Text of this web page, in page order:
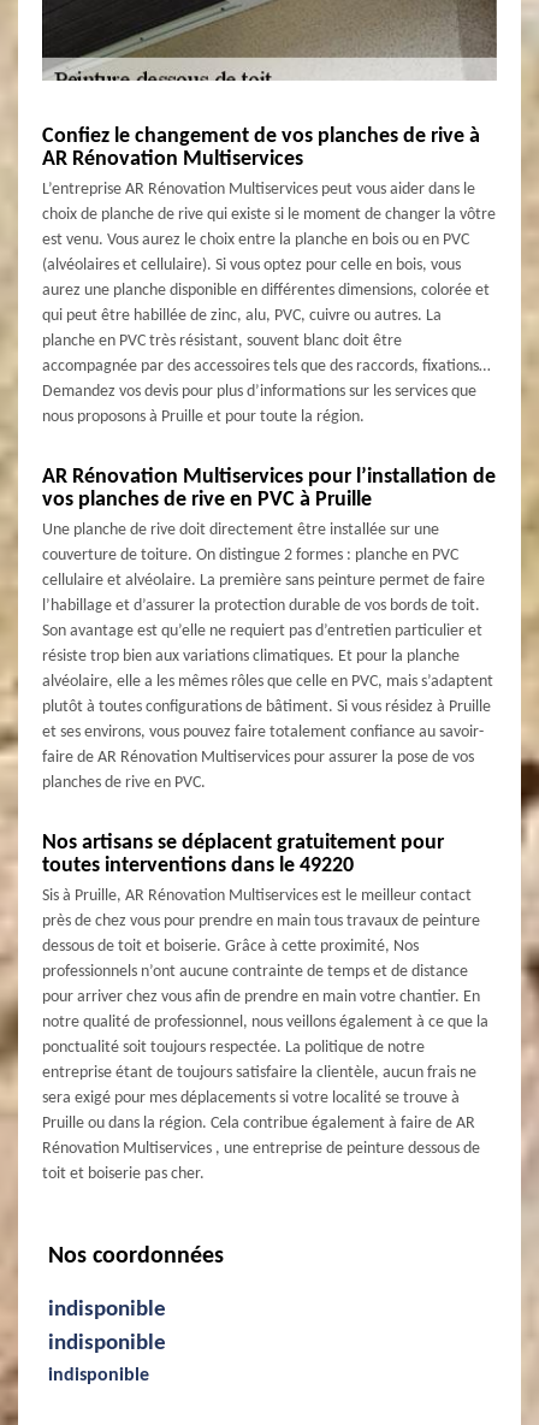
Confiez le changement de vos planches de rive à
AR Rénovation Multiservices
L’entreprise AR Rénovation Multiservices peut vous aider dans le
choix de planche de rive qui existe si le moment de changer la vôtre
est venu. Vous aurez le choix entre la planche en bois ou en PVC
(alvéolaires et cellulaire). Si vous optez pour celle en bois, vous
aurez une planche disponible en différentes dimensions, colorée et
qui peut être habillée de zinc, alu, PVC, cuivre ou autres. La
planche en PVC très résistant, souvent blanc doit être
accompagnée par des accessoires tels que des raccords, fixations…
Demandez vos devis pour plus d’informations sur les services que
nous proposons à Pruille et pour toute la région.
AR Rénovation Multiservices pour l’installation de
vos planches de rive en PVC à Pruille
Une planche de rive doit directement être installée sur une
couverture de toiture. On distingue 2 formes : planche en PVC
cellulaire et alvéolaire. La première sans peinture permet de faire
l’habillage et d’assurer la protection durable de vos bords de toit.
Son avantage est qu’elle ne requiert pas d’entretien particulier et
résiste trop bien aux variations climatiques. Et pour la planche
alvéolaire, elle a les mêmes rôles que celle en PVC, mais s’adaptent
plutôt à toutes configurations de bâtiment. Si vous résidez à Pruille
et ses environs, vous pouvez faire totalement confiance au savoir-
faire de AR Rénovation Multiservices pour assurer la pose de vos
planches de rive en PVC.
Nos artisans se déplacent gratuitement pour
toutes interventions dans le 49220
Sis à Pruille, AR Rénovation Multiservices est le meilleur contact
près de chez vous pour prendre en main tous travaux de peinture
dessous de toit et boiserie. Grâce à cette proximité, Nos
professionnels n’ont aucune contrainte de temps et de distance
pour arriver chez vous afin de prendre en main votre chantier. En
notre qualité de professionnel, nous veillons également à ce que la
ponctualité soit toujours respectée. La politique de notre
entreprise étant de toujours satisfaire la clientèle, aucun frais ne
sera exigé pour mes déplacements si votre localité se trouve à
Pruille ou dans la région. Cela contribue également à faire de AR
Rénovation Multiservices , une entreprise de peinture dessous de
toit et boiserie pas cher.
Nos coordonnées
indisponible
indisponible
indisponible